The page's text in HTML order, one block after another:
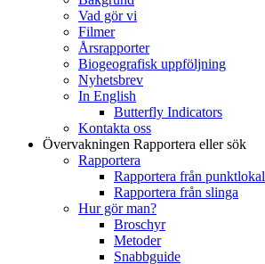
Vad gör vi
Filmer
Årsrapporter
Biogeografisk uppföljning
Nyhetsbrev
In English
Butterfly Indicators
Kontakta oss
Övervakningen Rapportera eller sök
Rapportera
Rapportera från punktlokal
Rapportera från slinga
Hur gör man?
Broschyr
Metoder
Snabbguide